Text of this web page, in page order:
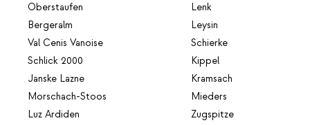
Oberstaufen
Bergeralm
Val Cenis Vanoise
Schlick 2000
Janske Lazne
Morschach-Stoos
Luz Ardiden
Lenk
Leysin
Schierke
Kippel
Kramsach
Mieders
Zugspitze